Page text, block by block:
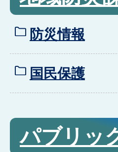
防災情報
国民保護
パブリッ